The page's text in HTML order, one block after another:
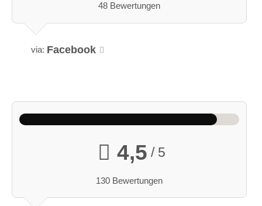
48 Bewertungen
via: Facebook
4,5 / 5
130 Bewertungen